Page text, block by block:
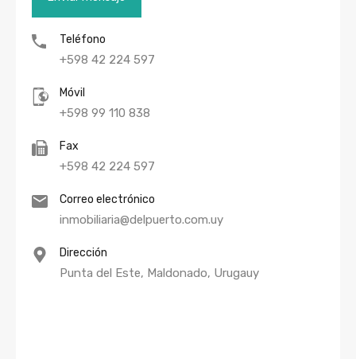
Teléfono
+598 42 224 597
Móvil
+598 99 110 838
Fax
+598 42 224 597
Correo electrónico
inmobiliaria@delpuerto.com.uy
Dirección
Punta del Este, Maldonado, Urugauy